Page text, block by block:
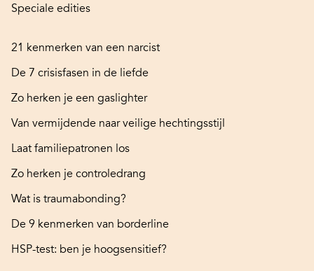
Speciale edities
21 kenmerken van een narcist
De 7 crisisfasen in de liefde
Zo herken je een gaslighter
Van vermijdende naar veilige hechtingsstijl
Laat familiepatronen los
Zo herken je controledrang
Wat is traumabonding?
De 9 kenmerken van borderline
HSP-test: ben je hoogsensitief?